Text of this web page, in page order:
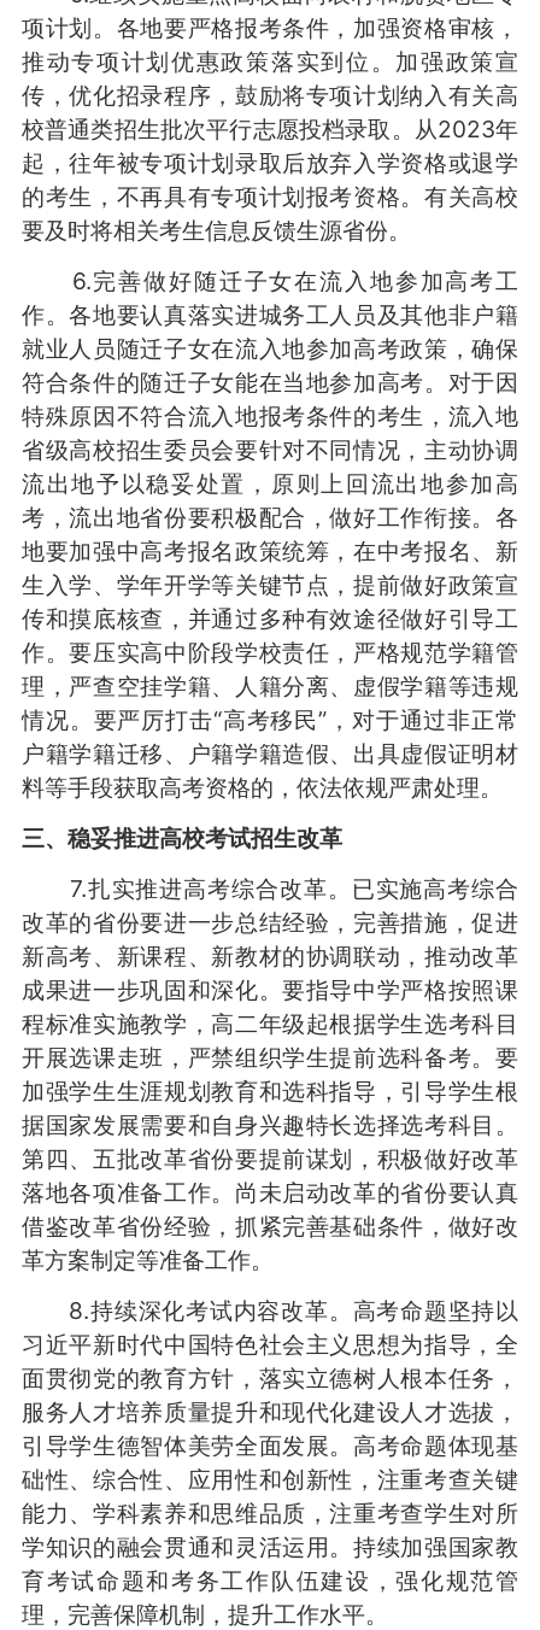
项计划。各地要严格报考条件，加强资格审核，
推动专项计划优惠政策落实到位。加强政策宣
传，优化招录程序，鼓励将专项计划纳入有关高
校普通类招生批次平行志愿投档录取。从2023年
起，往年被专项计划录取后放弃入学资格或退学
的考生，不再具有专项计划报考资格。有关高校
要及时将相关考生信息反馈生源省份。
6.完善做好随迁子女在流入地参加高考工
作。各地要认真落实进城务工人员及其他非户籍
就业人员随迁子女在流入地参加高考政策，确保
符合条件的随迁子女能在当地参加高考。对于因
特殊原因不符合流入地报考条件的考生，流入地
省级高校招生委员会要针对不同情况，主动协调
流出地予以稳妥处置，原则上回流出地参加高
考，流出地省份要积极配合，做好工作衔接。各
地要加强中高考报名政策统筹，在中考报名、新
生入学、学年开学等关键节点，提前做好政策宣
传和摸底核查，并通过多种有效途径做好引导工
作。要压实高中阶段学校责任，严格规范学籍管
理，严查空挂学籍、人籍分离、虚假学籍等违规
情况。要严厉打击“高考移民”，对于通过非正常
户籍学籍迁移、户籍学籍造假、出具虚假证明材
料等手段获取高考资格的，依法依规严肃处理。
三、稳妥推进高校考试招生改革
7.扎实推进高考综合改革。已实施高考综合
改革的省份要进一步总结经验，完善措施，促进
新高考、新课程、新教材的协调联动，推动改革
成果进一步巩固和深化。要指导中学严格按照课
程标准实施教学，高二年级起根据学生选考科目
开展选课走班，严禁组织学生提前选科备考。要
加强学生生涯规划教育和选科指导，引导学生根
据国家发展需要和自身兴趣特长选择选考科目。
第四、五批改革省份要提前谋划，积极做好改革
落地各项准备工作。尚未启动改革的省份要认真
借鉴改革省份经验，抓紧完善基础条件，做好改
革方案制定等准备工作。
8.持续深化考试内容改革。高考命题坚持以
习近平新时代中国特色社会主义思想为指导，全
面贯彻党的教育方针，落实立德树人根本任务，
服务人才培养质量提升和现代化建设人才选拔，
引导学生德智体美劳全面发展。高考命题体现基
础性、综合性、应用性和创新性，注重考查关键
能力、学科素养和思维品质，注重考查学生对所
学知识的融会贯通和灵活运用。持续加强国家教
育考试命题和考务工作队伍建设，强化规范管
理，完善保障机制，提升工作水平。